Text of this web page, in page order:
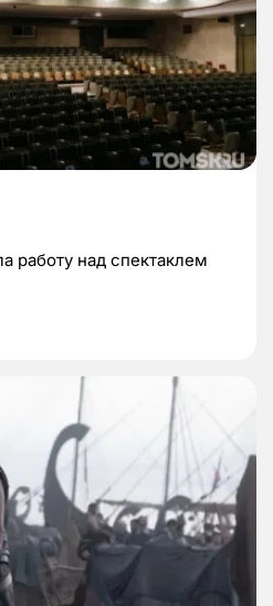
работу над спектаклем